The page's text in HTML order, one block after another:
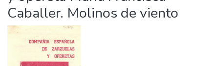
Caballer. Molinos de viento